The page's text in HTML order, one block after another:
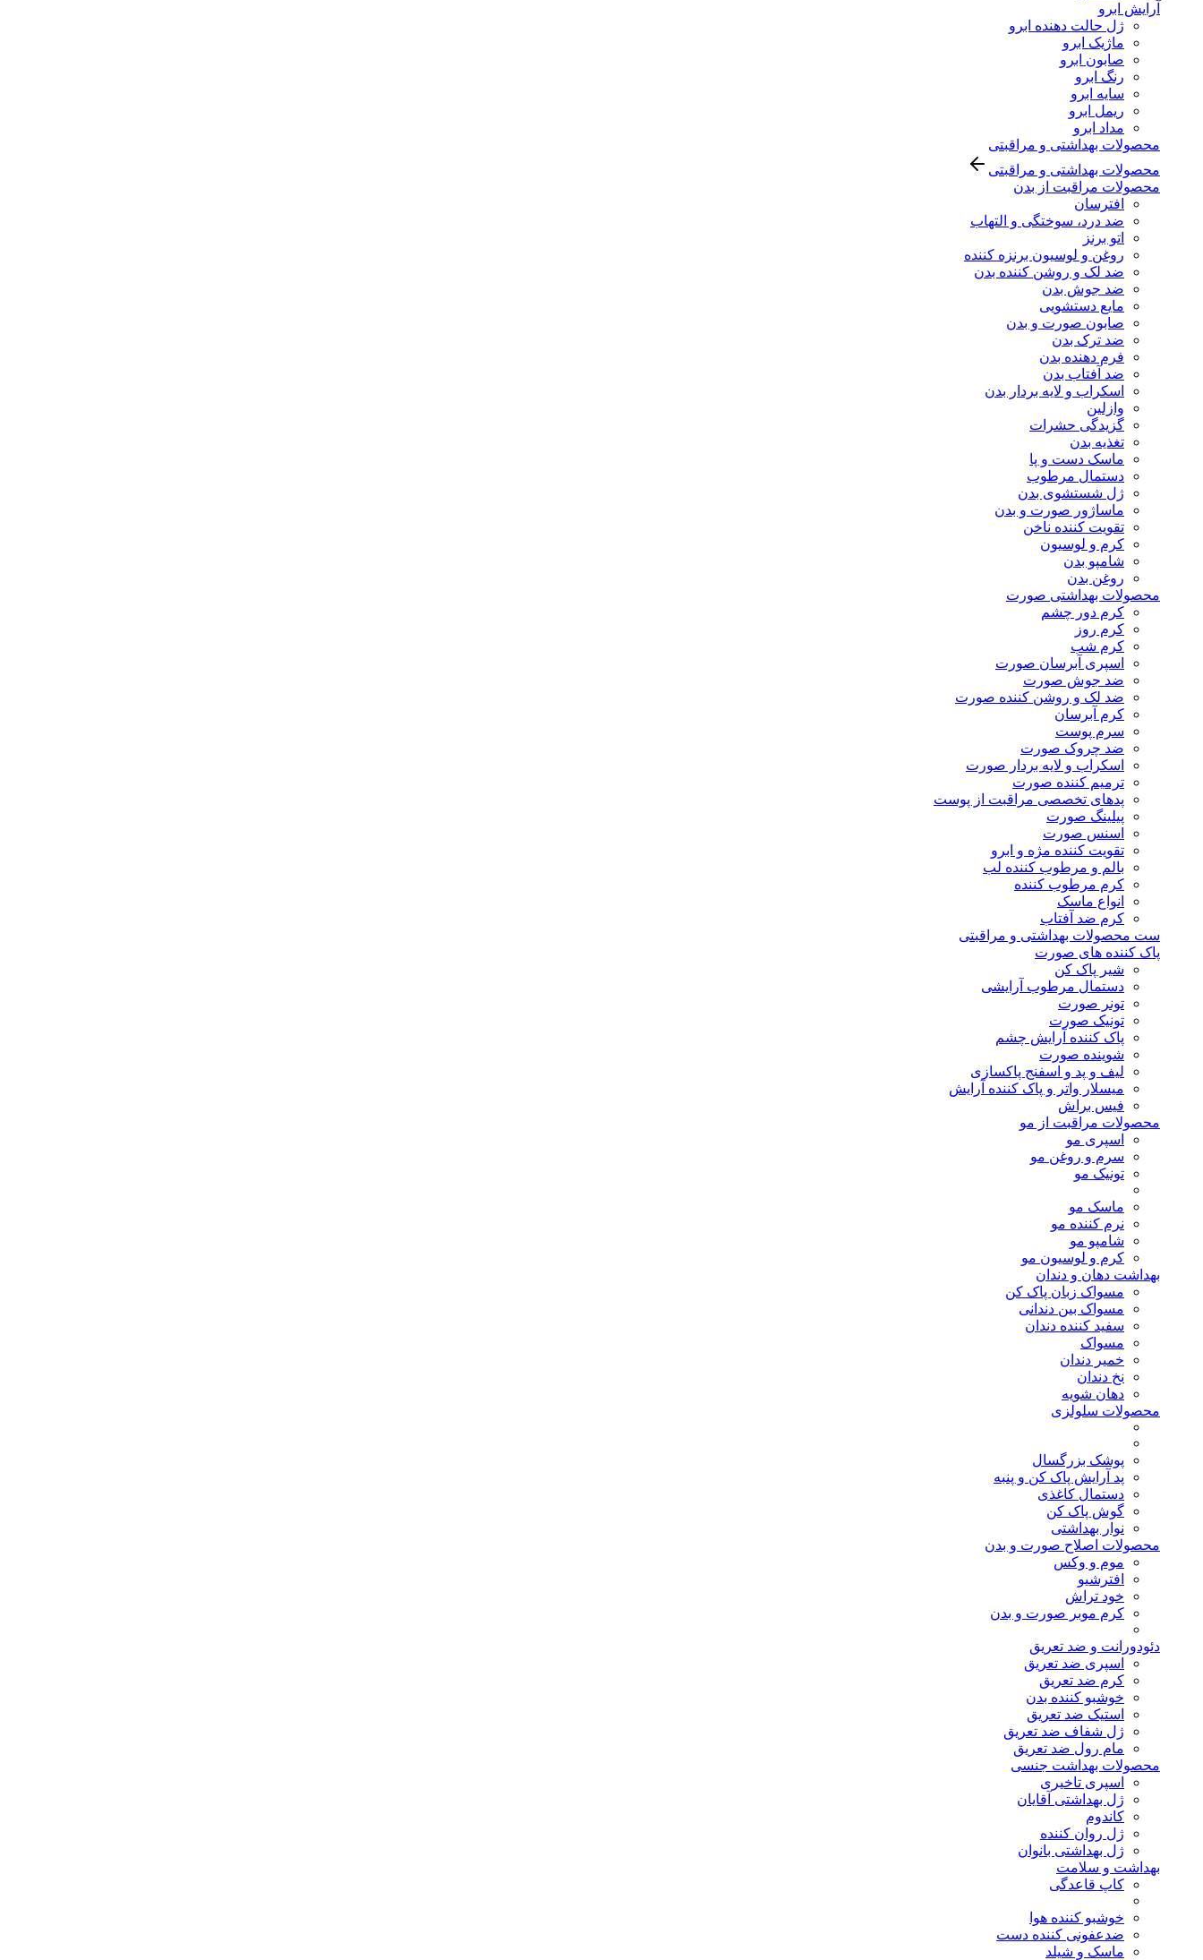
آرایش ابرو
ژل حالت دهنده ابرو
ماژیک ابرو
صابون ابرو
رنگ ابرو
سایه ابرو
ریمل ابرو
مداد ابرو
محصولات بهداشتی و مراقبتی
محصولات بهداشتی و مراقبتی
محصولات مراقبت از بدن
افترسان
ضد درد، سوختگی و التهاب
اتو برنز
روغن و لوسیون برنزه کننده
ضد لک و روشن کننده بدن
ضد جوش بدن
مایع دستشویی
صابون صورت و بدن
ضد ترک بدن
فرم دهنده بدن
ضد آفتاب بدن
اسکراب و لایه بردار بدن
وازلین
گزیدگی حشرات
تغذیه بدن
ماسک دست و پا
دستمال مرطوب
ژل شستشوی بدن
ماساژور صورت و بدن
تقویت کننده ناخن
کرم و لوسیون
شامپو بدن
روغن بدن
محصولات بهداشتی صورت
کرم دور چشم
کرم روز
کرم شب
اسپری آبرسان صورت
ضد جوش صورت
ضد لک و روشن کننده صورت
کرم آبرسان
سرم پوست
ضد چروک صورت
اسکراب و لایه بردار صورت
ترمیم کننده صورت
پدهای تخصصی مراقبت از پوست
پیلینگ صورت
اسنس صورت
تقویت کننده مژه و ابرو
بالم و مرطوب کننده لب
کرم مرطوب کننده
انواع ماسک
کرم ضد آفتاب
ست محصولات بهداشتی و مراقبتی
پاک کننده های صورت
شیر پاک کن
دستمال مرطوب آرایشی
تونر صورت
تونیک صورت
پاک کننده آرایش چشم
شوینده صورت
لیف و پد و اسفنج پاکسازی
میسلار واتر و پاک کننده آرایش
فیس براش
محصولات مراقبت از مو
اسپری مو
سرم و روغن مو
تونیک مو
ماسک مو
نرم کننده مو
شامپو مو
کرم و لوسیون مو
بهداشت دهان و دندان
مسواک زبان پاک کن
مسواک بین دندانی
سفید کننده دندان
مسواک
خمیر دندان
نخ دندان
دهان شویه
محصولات سلولزی
پوشک بزرگسال
پد آرایش پاک کن و پنبه
دستمال کاغذی
گوش پاک کن
نوار بهداشتی
محصولات اصلاح صورت و بدن
موم و وکس
افترشیو
خود تراش
کرم موبر صورت و بدن
دئودورانت و ضد تعریق
اسپری ضد تعریق
کرم ضد تعریق
خوشبو کننده بدن
استیک ضد تعریق
ژل شفاف ضد تعریق
مام رول ضد تعریق
محصولات بهداشت جنسی
اسپری تاخیری
ژل بهداشتی آقایان
کاندوم
ژل روان کننده
ژل بهداشتی بانوان
بهداشت و سلامت
کاپ قاعدگی
خوشبو کننده هوا
ضدعفونی کننده دست
ماسک و شیلد